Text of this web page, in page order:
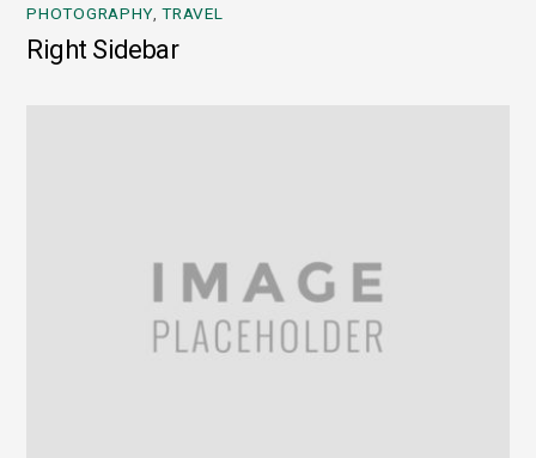
PHOTOGRAPHY,TRAVEL
Right Sidebar